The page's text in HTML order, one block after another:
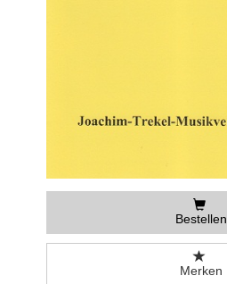
Bestellen
Merken